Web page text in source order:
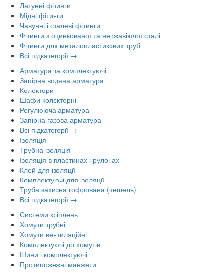
Латунні фітинги
Мідні фітинги
Чавунні і сталеві фітинги
Фітинги з оцинкованої та нержавіючої сталі
Фітинги для металопластикових труб
Всі підкатегорії →
Арматура та комплектуючі
Запірна водяна арматура
Колектори
Шафи колекторні
Регулююча арматура
Запірна газова арматура
Всі підкатегорії →
Ізоляція
Трубна ізоляція
Ізоляція в пластинах і рулонах
Клей для ізоляції
Комплектуючі для ізоляції
Труба захисна гофрована (пешель)
Всі підкатегорії →
Системи кріплень
Хомути трубні
Хомути вентиляційні
Комплектуючі до хомутів
Шини і комплектуючі
Протипожежні манжети